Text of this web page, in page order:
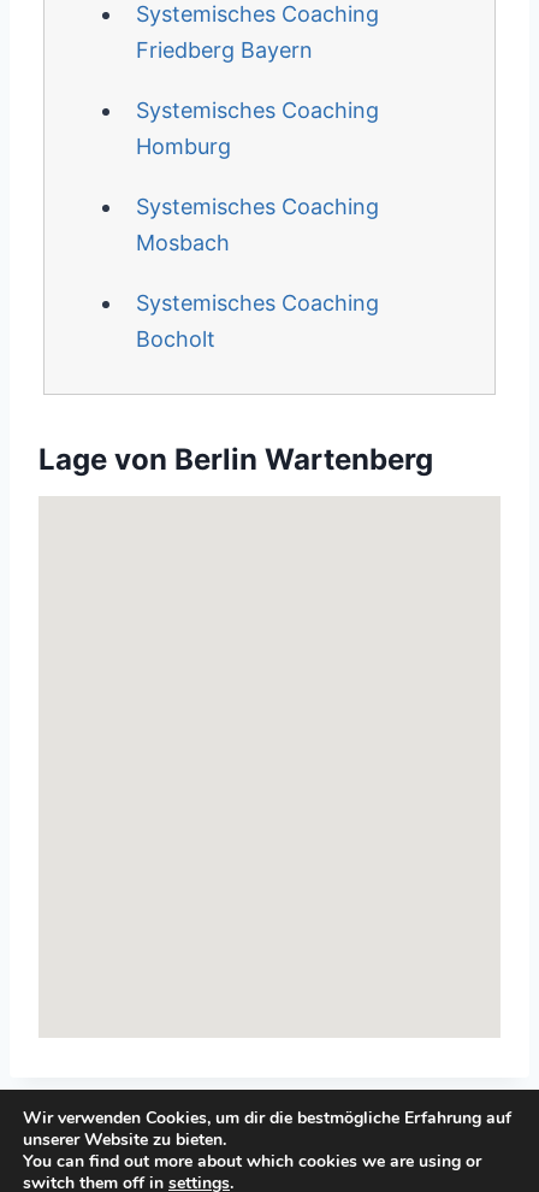
Systemisches Coaching
Friedberg Bayern
Systemisches Coaching
Homburg
Systemisches Coaching
Mosbach
Systemisches Coaching
Bocholt
Lage von Berlin Wartenberg
Wir verwenden Cookies, um dir die bestmögliche Erfahrung auf
unserer Website zu bieten.
You can find out more about which cookies we are using or
switch them off in settings.